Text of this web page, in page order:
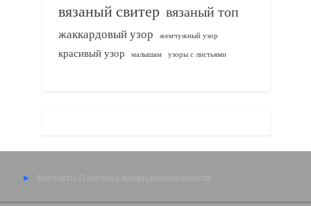
вязаный свитер вязаный топ
жаккардовый узор жемчужный узор
красивый узор малышам узоры с листьями
Контакты Политика конфиденциальности